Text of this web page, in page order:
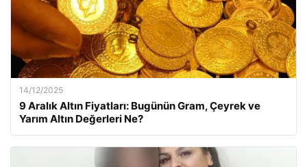
14/12/2025
9 Aralık Altın Fiyatları: Bugünün Gram, Çeyrek ve
Yarım Altın Değerleri Ne?